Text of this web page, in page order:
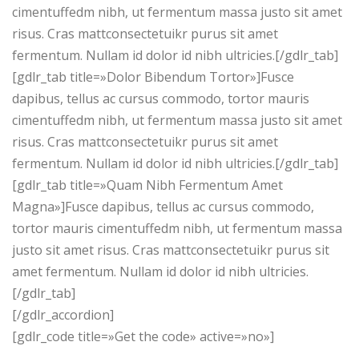
cimentuffedm nibh, ut fermentum massa justo sit amet
risus. Cras mattconsectetuikr purus sit amet
fermentum. Nullam id dolor id nibh ultricies.[/gdlr_tab]
[gdlr_tab title=»Dolor Bibendum Tortor»]Fusce
dapibus, tellus ac cursus commodo, tortor mauris
cimentuffedm nibh, ut fermentum massa justo sit amet
risus. Cras mattconsectetuikr purus sit amet
fermentum. Nullam id dolor id nibh ultricies.[/gdlr_tab]
[gdlr_tab title=»Quam Nibh Fermentum Amet
Magna»]Fusce dapibus, tellus ac cursus commodo,
tortor mauris cimentuffedm nibh, ut fermentum massa
justo sit amet risus. Cras mattconsectetuikr purus sit
amet fermentum. Nullam id dolor id nibh ultricies.
[/gdlr_tab]
[/gdlr_accordion]
[gdlr_code title=»Get the code» active=»no»]